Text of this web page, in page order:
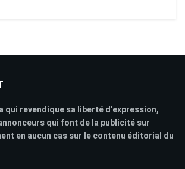
qui revendique sa liberté d'expression,
qui font de la publicité sur
en aucun cas sur le contenu éditorial du